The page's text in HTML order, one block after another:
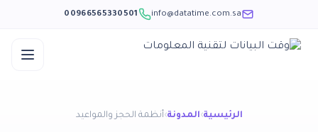
info@datatime.com.sa
00966565330501
الرئيسية›المدونة›أنظمة الحجز والمواعيد